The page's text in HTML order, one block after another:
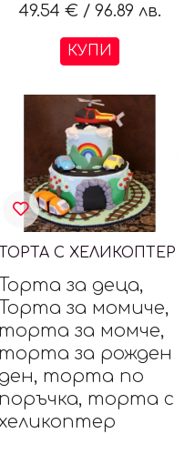
49.54 € / 96.89 лв.
КУПИ
ТОРТА С ХЕЛИКОПТЕР
Торта за деца,
Торта за момиче,
торта за момче,
торта за рожден
торта по
поръчка, торта с